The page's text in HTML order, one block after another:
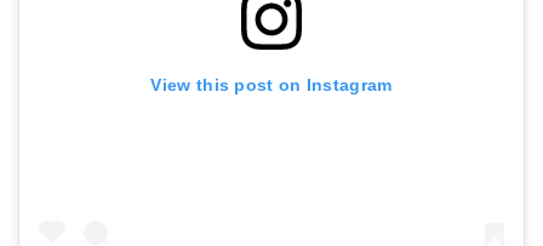
View this post on Instagram